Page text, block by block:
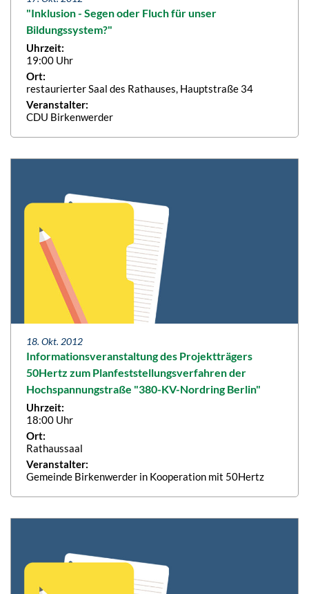
"Inklusion - Segen oder Fluch für unser
Bildungssystem?"
Uhrzeit:
19:00 Uhr
Ort:
restaurierter Saal des Rathauses, Hauptstraße 34
Veranstalter:
CDU Birkenwerder
18. Okt. 2012
Informationsveranstaltung des Projektträgers
50Hertz zum Planfeststellungsverfahren der
Hochspannungstraße "380-KV-Nordring Berlin"
Uhrzeit:
18:00 Uhr
Ort:
Rathaussaal
Veranstalter:
Gemeinde Birkenwerder in Kooperation mit 50Hertz